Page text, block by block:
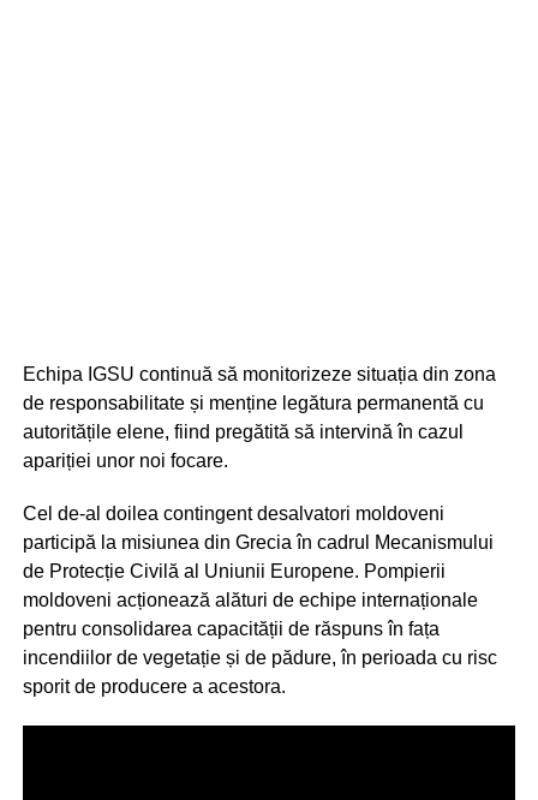
Echipa IGSU continuă să monitorizeze situația din zona
de responsabilitate și menține legătura permanentă cu
autoritățile elene, fiind pregătită să intervină în cazul
apariției unor noi focare.
Cel de-al doilea contingent desalvatori moldoveni
participă la misiunea din Grecia în cadrul Mecanismului
de Protecție Civilă al Uniunii Europene. Pompierii
moldoveni acționează alături de echipe internaționale
pentru consolidarea capacității de răspuns în fața
incendiilor de vegetație și de pădure, în perioada cu risc
sporit de producere a acestora.